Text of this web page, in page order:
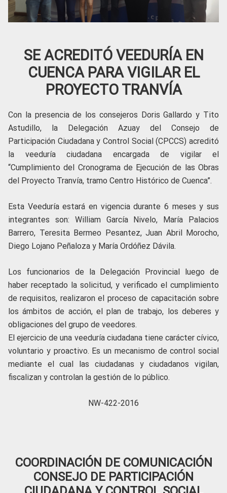
SE ACREDITÓ VEEDURÍA EN
CUENCA PARA VIGILAR EL
PROYECTO TRANVÍA
Con la presencia de los consejeros Doris Gallardo y Tito
Astudillo, la Delegación Azuay del Consejo de
Participación Ciudadana y Control Social (CPCCS) acreditó
la veeduría ciudadana encargada de vigilar el
“Cumplimiento del Cronograma de Ejecución de las Obras
del Proyecto Tranvía, tramo Centro Histórico de Cuenca”.
Esta Veeduría estará en vigencia durante 6 meses y sus
integrantes son: William García Nivelo, María Palacios
Barrero, Teresita Bermeo Pesantez, Juan Abril Morocho,
Diego Lojano Peñaloza y María Ordóñez Dávila.
Los funcionarios de la Delegación Provincial luego de
haber receptado la solicitud, y verificado el cumplimiento
de requisitos, realizaron el proceso de capacitación sobre
los ámbitos de acción, el plan de trabajo, los deberes y
obligaciones del grupo de veedores.
El ejercicio de una veeduría ciudadana tiene carácter cívico,
voluntario y proactivo. Es un mecanismo de control social
mediante el cual las ciudadanas y ciudadanos vigilan,
fiscalizan y controlan la gestión de lo público.
NW-422-2016
COORDINACIÓN DE COMUNICACIÓN
CONSEJO DE PARTICIPACIÓN